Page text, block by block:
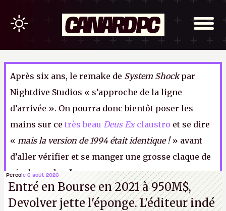
Après six ans, le remake de System Shockpar
Nightdive Studios « s’approche de la ligne
d’arrivée ». On pourra donc bientôt poser les
mains sur ce très beau Deus Exclaustro et se dire
« mais la version de 1994 était identique !» avant
d’aller vérifier et se manger une grosse claque de
pixels crades.I.
Percole 6 août 2026
Entré en Bourse en 2021 à 950M$,
Devolver jette l'éponge. L'éditeur indé